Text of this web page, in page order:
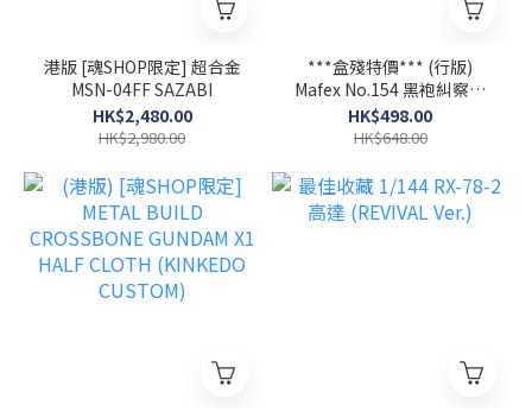
港版 [魂SHOP限定] 超合金
MSN-04FF SAZABI
HK$2,480.00
HK$2,980.00
***盒殘特價*** (行版)
Mafex No.154 黑袍糾察隊
The Boys WILLIAM
"BILLY" BUTCHER (再販)
HK$498.00
HK$648.00